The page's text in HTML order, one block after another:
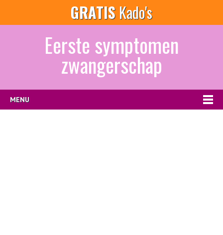
GRATIS Kado's
Eerste symptomen
zwangerschap
MENU